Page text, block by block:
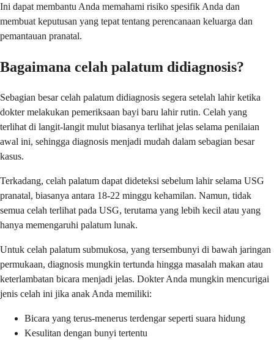
Ini dapat membantu Anda memahami risiko spesifik Anda dan
membuat keputusan yang tepat tentang perencanaan keluarga dan
pemantauan pranatal.
Bagaimana celah palatum didiagnosis?
Sebagian besar celah palatum didiagnosis segera setelah lahir ketika
dokter melakukan pemeriksaan bayi baru lahir rutin. Celah yang
terlihat di langit-langit mulut biasanya terlihat jelas selama penilaian
awal ini, sehingga diagnosis menjadi mudah dalam sebagian besar
kasus.
Terkadang, celah palatum dapat dideteksi sebelum lahir selama USG
pranatal, biasanya antara 18-22 minggu kehamilan. Namun, tidak
semua celah terlihat pada USG, terutama yang lebih kecil atau yang
hanya memengaruhi palatum lunak.
Untuk celah palatum submukosa, yang tersembunyi di bawah jaringan
permukaan, diagnosis mungkin tertunda hingga masalah makan atau
keterlambatan bicara menjadi jelas. Dokter Anda mungkin mencurigai
jenis celah ini jika anak Anda memiliki:
Bicara yang terus-menerus terdengar seperti suara hidung
Kesulitan dengan bunyi tertentu